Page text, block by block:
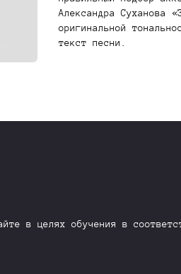
Александра Суханова
оригинальной
текст песни.
в целях обучения в